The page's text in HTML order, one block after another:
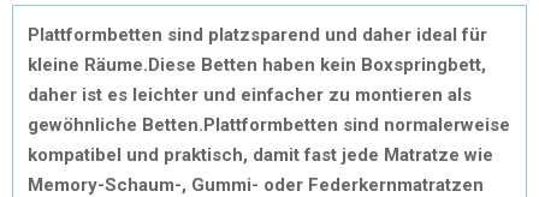
Plattformbetten sind platzsparend und daher ideal für
kleine Räume.Diese Betten haben kein Boxspringbett,
daher ist es leichter und einfacher zu montieren als
gewöhnliche Betten.Plattformbetten sind normalerweise
kompatibel und praktisch, damit fast jede Matratze wie
Memory-Schaum-, Gummi- oder Federkernmatratzen